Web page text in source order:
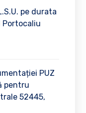
pe durata
Portocaliu
PUZ
pentru
52445,